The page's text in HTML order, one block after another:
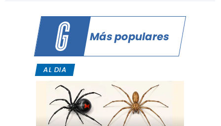
Más populares
AL DIA